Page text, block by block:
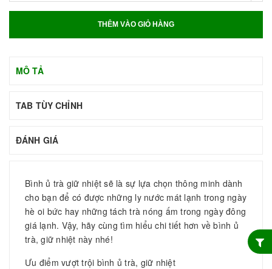
THÊM VÀO GIỎ HÀNG
MÔ TẢ
TAB TÙY CHỈNH
ĐÁNH GIÁ
Bình ủ trà giữ nhiệt sẽ là sự lựa chọn thông minh dành
cho bạn để có được những ly nước mát lạnh trong ngày
hè oi bức hay những tách trà nóng ấm trong ngày đông
giá lạnh. Vậy, hãy cùng tìm hiểu chi tiết hơn về bình ủ
trà, giữ nhiệt này nhé!
Ưu điểm vượt trội bình ủ trà, giữ nhiệt